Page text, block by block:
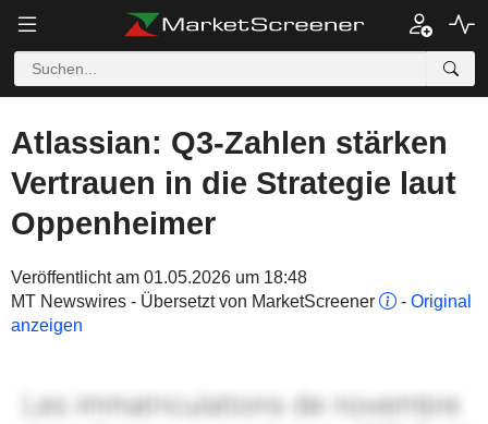
Atlassian: Q3-Zahlen stärken
Vertrauen in die Strategie laut
Oppenheimer
Veröffentlicht am 01.05.2026 um 18:48
MT Newswires - Übersetzt von MarketScreener
- Original
anzeigen